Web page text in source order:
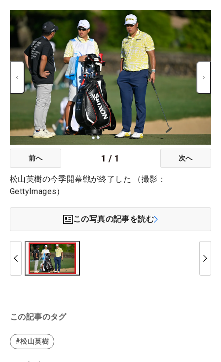
前へ 1 / 1 次へ
松山英樹の今季開幕戦が終了した （撮影：
GettyImages）
この写真の記事を読む
この記事のタグ
#松山英樹